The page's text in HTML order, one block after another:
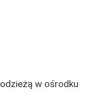
w ośrodku